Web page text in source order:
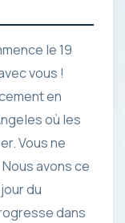
le 19
vous !
en
où les
Vous ne
avons ce
du
dans